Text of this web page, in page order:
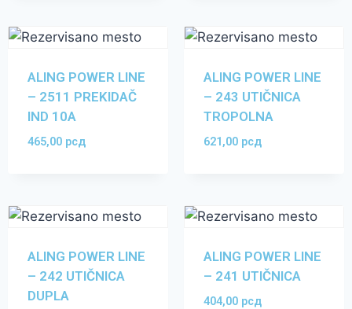
ALING POWER LINE
– 2511 PREKIDAČ
IND 10A
465,00 рсд
ALING POWER LINE
– 243 UTIČNICA
TROPOLNA
621,00 рсд
ALING POWER LINE
– 242 UTIČNICA
DUPLA
ALING POWER LINE
– 241 UTIČNICA
404,00 рсд